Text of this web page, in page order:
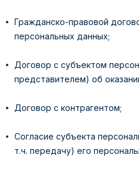
Гражданско-правовой
персональных данных;
Договор с субъектом
представителем) об
Договор с контрагентом;
Согласие субъекта
т.ч. передачу) его